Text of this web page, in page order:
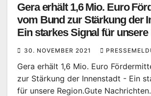
Gera erhält 1,6 Mio. Euro
vom Bund zur Stärkung der
Ein starkes Signal für unsere
30. NOVEMBER 2021
Gera erhält 1,6 Mio. Euro
zur Stärkung der Innenstadt - Ein
für unsere Region.Gute